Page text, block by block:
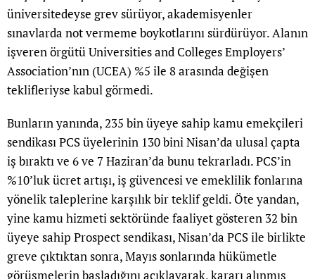
üniversitedeyse grev sürüyor, akademisyenler
sınavlarda not vermeme boykotlarını sürdürüyor. Alanın
işveren örgütü Universities and Colleges Employers’
Association’nın (UCEA) %5 ile 8 arasında değişen
teklifleriyse kabul görmedi.
Bunların yanında, 235 bin üyeye sahip kamu emekçileri
sendikası PCS üyelerinin 130 bini Nisan’da ulusal çapta
iş bıraktı ve 6 ve 7 Haziran’da bunu tekrarladı. PCS’in
%10’luk ücret artışı, iş güvencesi ve emeklilik fonlarına
yönelik taleplerine karşılık bir teklif geldi. Öte yandan,
yine kamu hizmeti sektöründe faaliyet gösteren 32 bin
üyeye sahip Prospect sendikası, Nisan’da PCS ile birlikte
greve çıktıktan sonra, Mayıs sonlarında hükümetle
görüşmelerin başladığını açıklayarak, kararı alınmış